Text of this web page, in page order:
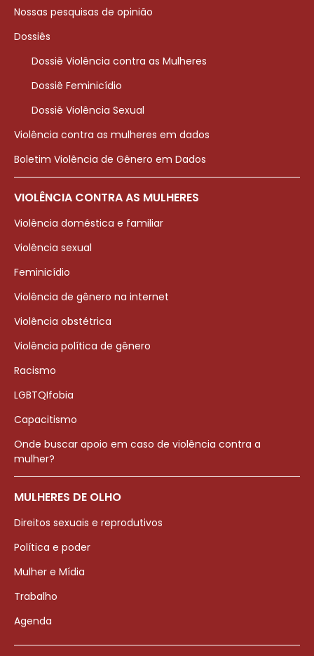
Nossas pesquisas de opinião
Dossiês
Dossiê Violência contra as Mulheres
Dossiê Feminicídio
Dossiê Violência Sexual
Violência contra as mulheres em dados
Boletim Violência de Gênero em Dados
VIOLÊNCIA CONTRA AS MULHERES
Violência doméstica e familiar
Violência sexual
Feminicídio
Violência de gênero na internet
Violência obstétrica
Violência política de gênero
Racismo
LGBTQIfobia
Capacitismo
Onde buscar apoio em caso de violência contra a
mulher?
MULHERES DE OLHO
Direitos sexuais e reprodutivos
Política e poder
Mulher e Mídia
Trabalho
Agenda